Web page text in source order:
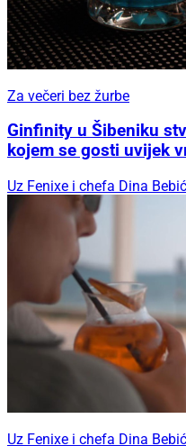
Za večeri bez žurbe
Ginfinity u Šibeniku
kojem se gosti uvijek
Uz Fenixe i chefa Dina
Uz Fenixe i chefa Dina